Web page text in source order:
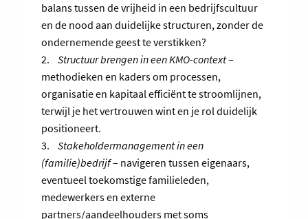
balans tussen de vrijheid in een bedrijfscultuur
en de nood aan duidelijke structuren, zonder de
ondernemende geest te verstikken?
2. Structuur brengen in een KMO-context–
methodieken en kaders om processen,
organisatie en kapitaal efficiënt te stroomlijnen,
terwijl je het vertrouwen wint en je rol duidelijk
positioneert.
3. Stakeholdermanagement in een
(familie)bedrijf– navigeren tussen eigenaars,
eventueel toekomstige familieleden,
medewerkers en externe
partners/aandeelhouders met soms